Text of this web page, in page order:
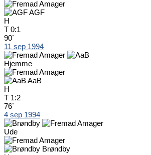
AGF
H
T 0:1
90`
11 sep 1994
Hjemme
AaB
H
T 1:2
76`
4 sep 1994
Ude
Brøndby